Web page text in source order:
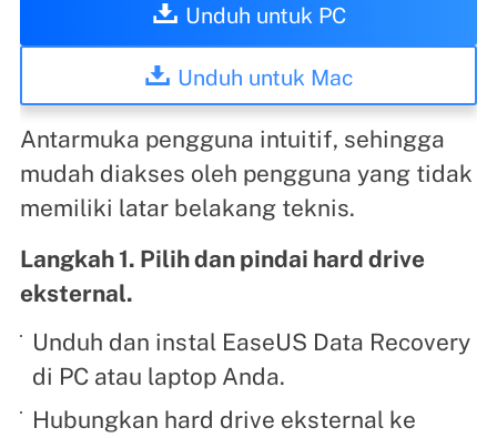
Unduh untuk PC
Unduh untuk Mac
Antarmuka pengguna intuitif, sehingga
mudah diakses oleh pengguna yang tidak
memiliki latar belakang teknis.
Langkah 1. Pilih dan pindai hard drive
eksternal.
Unduh dan instal EaseUS Data Recovery
di PC atau laptop Anda.
Hubungkan hard drive eksternal ke